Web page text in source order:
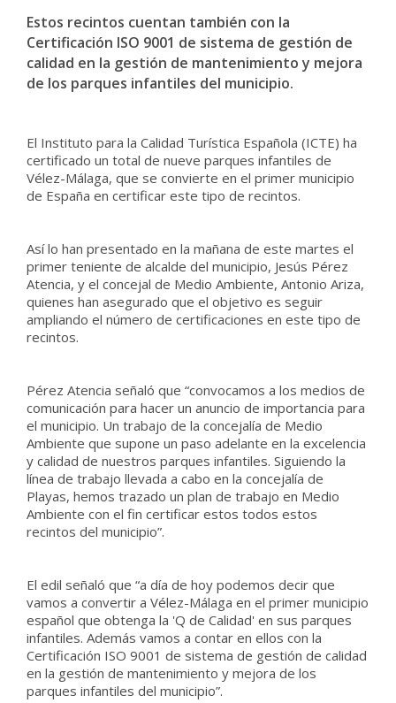
Estos recintos cuentan también con la
Certificación ISO 9001 de sistema de gestión de
calidad en la gestión de mantenimiento y mejora
de los parques infantiles del municipio.
El Instituto para la Calidad Turística Española (ICTE) ha
certificado un total de nueve parques infantiles de
Vélez-Málaga, que se convierte en el primer municipio
de España en certificar este tipo de recintos.
Así lo han presentado en la mañana de este martes el
primer teniente de alcalde del municipio, Jesús Pérez
Atencia, y el concejal de Medio Ambiente, Antonio Ariza,
quienes han asegurado que el objetivo es seguir
ampliando el número de certificaciones en este tipo de
recintos.
Pérez Atencia señaló que “convocamos a los medios de
comunicación para hacer un anuncio de importancia para
el municipio. Un trabajo de la concejalía de Medio
Ambiente que supone un paso adelante en la excelencia
y calidad de nuestros parques infantiles. Siguiendo la
línea de trabajo llevada a cabo en la concejalía de
Playas, hemos trazado un plan de trabajo en Medio
Ambiente con el fin certificar estos todos estos
recintos del municipio”.
El edil señaló que “a día de hoy podemos decir que
vamos a convertir a Vélez-Málaga en el primer municipio
español que obtenga la 'Q de Calidad' en sus parques
infantiles. Además vamos a contar en ellos con la
Certificación ISO 9001 de sistema de gestión de calidad
en la gestión de mantenimiento y mejora de los
parques infantiles del municipio”.